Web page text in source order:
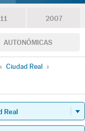
2007
AUTONÓMICAS
» Ciudad Real »